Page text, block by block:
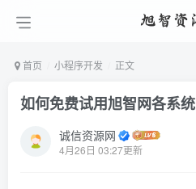
首页 小程序开发 正文
如何免费试用旭智网各系统
诚信资源网
4月26日 03:27更新